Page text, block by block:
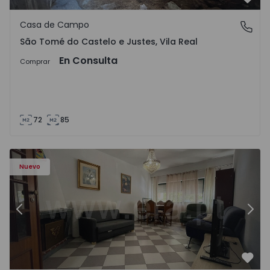
São Tomé do Castelo e Justes, Vila Real
Casa de Campo
São Tomé do Castelo e Justes, Vila Real
Comprar En Consulta
72 85
Nuevo
- 1
Apartamento T2 Montijo, Montijo e Afonsoeiro -
Anterior